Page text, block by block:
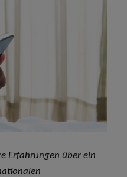
Erfahrungen über ein